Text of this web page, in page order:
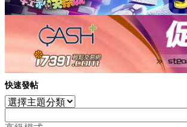
快速發帖